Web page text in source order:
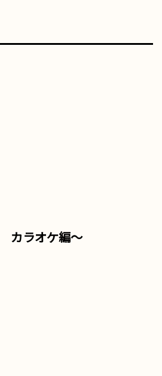
カラオケ編～